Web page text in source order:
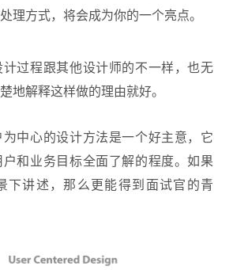
理方式，将会成为你的一个亮点。
过程跟其他设计师的不一样，也无
地解释这样做的理由就好。
中心的设计方法是一个好主意，它
和业务目标全面了解的程度。如果
下讲述，那么更能得到面试官的青